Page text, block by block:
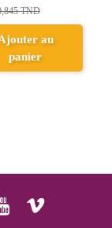
47,900 TND